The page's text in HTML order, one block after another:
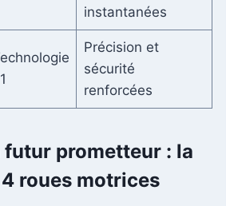
instantanées
Précision et
sécurité
renforcées
futur prometteur : la
roues motrices